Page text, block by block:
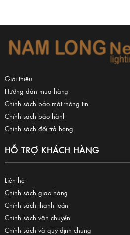
Giới thiệu
Hướng dẫn mua hàng
Chính sách bảo mật thông tin
Chính sách bảo hành
Chính sách đổi trả hàng
HỖ TRỢ KHÁCH HÀNG
Liên hệ
Chính sách giao hàng
Chính sách thanh toán
Chính sách vận chuyển
Chính sách và quy định chung